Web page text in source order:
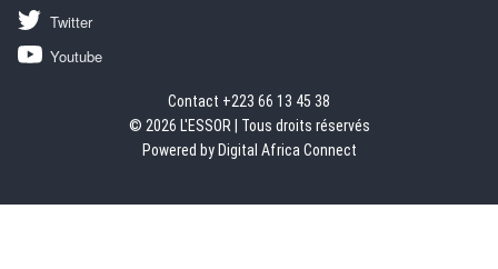
Twitter
Youtube
Contact +223 66 13 45 38
© 2026 L'ESSOR | Tous droits réservés
Powered by Digital Africa Connect